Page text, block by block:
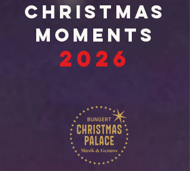
CHRISTMAS
MOMENTS
2026